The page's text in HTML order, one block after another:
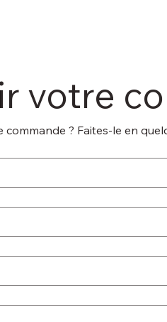
votre
? Faites-le en